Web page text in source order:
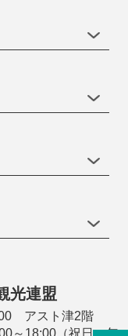
光連盟
アスト津2階
～18:00（祝日・年